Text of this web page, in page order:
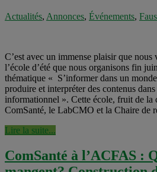
Actualités, Annonces, Événements,
C’est avec un immense plaisir que
l’école d’été que nous organisons fin
thématique « S’informer dans un
produire et interpréter des contenus
informationnel ». Cette école, fruit de la
ComSanté, le LabCMO et la Chaire de
Lire la suite...
ComSanté à l’ACFAS :